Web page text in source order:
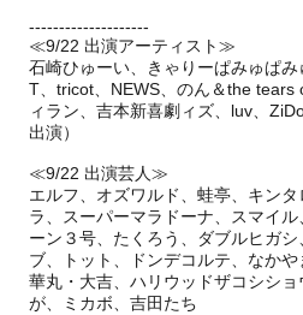
--------------------
≪9/22 出演アーティスト≫
石崎ひゅーい、きゃりーぱみゅぱ
T、tricot、NEWS、のん＆the tears
ィラン、吉本新喜劇ィズ、luv、
出演）
≪9/22 出演芸人≫
エルフ、オズワルド、蛙亭、キン
ラ、スーパーマラドーナ、スマイ
ーン３号、たくろう、ダブルヒガ
ブ、トット、ドンデコルテ、なか
華丸・大吉、ハリウッドザコシシ
が、ミカボ、吉田たち